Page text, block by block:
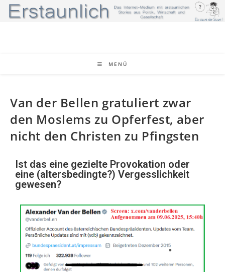
MENÜ
Van der Bellen gratuliert zwar
den Moslems zu Opferfest, aber
nicht den Christen zu Pfingsten
Ist das eine gezielte Provokation oder
eine (altersbedingte?) Vergesslichkeit
gewesen?